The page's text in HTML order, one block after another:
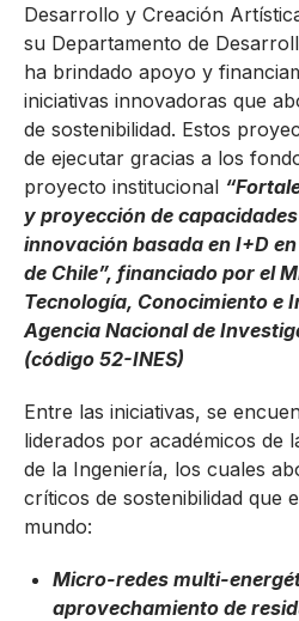
Desarrollo y Creación
su Departamento de
ha brindado apoyo y
iniciativas innovadoras que
de sostenibilidad. Estos
de ejecutar gracias a los
proyecto institucional
y proyección de
innovación basada en I+D
de Chile”, financiado por el
Tecnología, Conocimiento e
Agencia Nacional de
(código 52-INES)
Entre las iniciativas, se
liderados por académicos de
de la Ingeniería, los cuales
críticos de sostenibilidad que
mundo:
Micro-redes multi-
aprovechamiento de